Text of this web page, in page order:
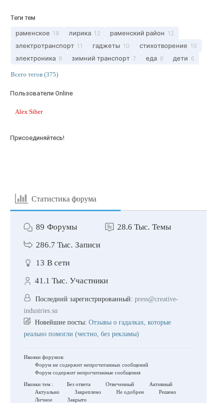
Теги тем
раменское 18 лирика 12 раменский район 12
электротранспорт 11 гаджеты 10 стихотворение 10
электроника 9 зимний транспорт 7 еда 6 дети 6
Всего тегов (375)
Пользователи Online
Alex Siber
Присоединяйтесь!
Статистика форума
89 Форумы 28.6 Тыс. Темы
286.7 Тыс. Записи
13 В сети
41.1 Тыс. Участники
Последний зарегистрированный: press@creative-
industries.su
Новейшие посты: Отзывы о гадалках, которые
реально помогли (честно, без рекламы)
Иконки форумов:
Форум не содержит непрочитанных сообщений
Форум содержит непрочитанные сообщения
Иконки тем :
Без ответа Отвеченный
Активный
Актуально
Закреплено Не одобрен
Решено
Личное
Закрыто